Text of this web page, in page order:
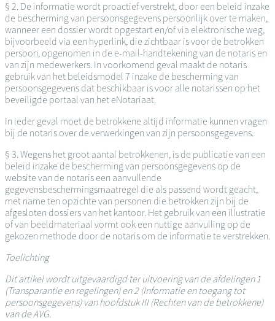
§ 2. De informatie wordt proactief verstrekt, door een beleid inzake
de bescherming van persoonsgegevens persoonlijk over te maken,
wanneer een dossier wordt opgestart en/of via elektronische weg,
bijvoorbeeld via een hyperlink, die zichtbaar is voor de betrokken
persoon, opgenomen in de e-mail-handtekening van de notaris en
van zijn medewerkers. In voorkomend geval maakt de notaris
gebruik van het beleidsmodel 7 inzake de bescherming van
persoonsgegevens dat beschikbaar is voor alle notarissen op het
beveiligde portaal van het eNotariaat.
In ieder geval moet de betrokkene altijd informatie kunnen vragen
bij de notaris over de verwerkingen van zijn persoonsgegevens.
§ 3. Wegens het groot aantal betrokkenen, is de publicatie van een
beleid inzake de bescherming van persoonsgegevens op de
website van de notaris een aanvullende
gegevensbeschermingsmaatregel die als passend wordt geacht,
met name ten opzichte van personen die betrokken zijn bij de
afgesloten dossiers van het kantoor. Het gebruik van een illustratie
of van beeldmateriaal vormt ook een nuttige aanvulling op de
gekozen methode door de notaris om de informatie te verstrekken.
Toelichting
Dit artikel wordt uitgevaardigd ter uitvoering van de afdelingen 1
(Transparantie en regelingen) en 2 (Informatie en toegang tot
persoonsgegevens) van hoofdstuk III (Rechten van de betrokkene)
van de AVG.